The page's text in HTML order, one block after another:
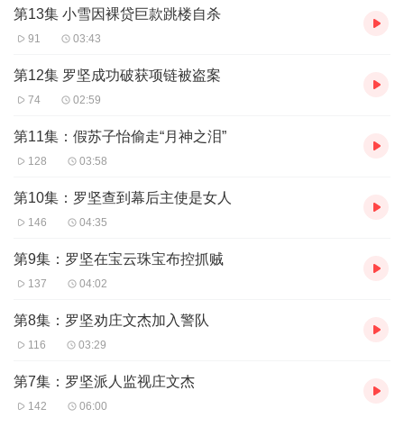
第13集 小雪因裸贷巨款跳楼自杀
91 03:43
第12集 罗坚成功破获项链被盗案
74 02:59
第11集：假苏子怡偷走“月神之泪”
128 03:58
第10集：罗坚查到幕后主使是女人
146 04:35
第9集：罗坚在宝云珠宝布控抓贼
137 04:02
第8集：罗坚劝庄文杰加入警队
116 03:29
第7集：罗坚派人监视庄文杰
142 06:00